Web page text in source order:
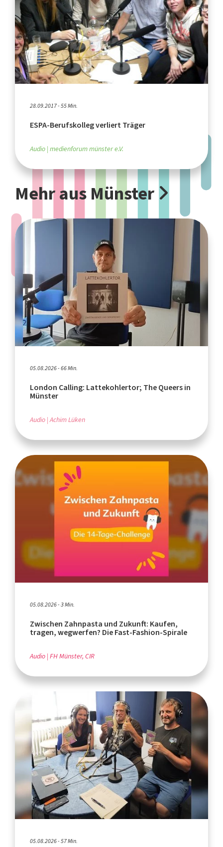
28.09.2017 - 55 Min.
ESPA-Berufskolleg verliert Träger
Audio medienforum münster e.V.
Mehr aus Münster
05.08.2026 - 66 Min.
London Calling: Lattekohlertor; The Queers in
Münster
Audio Achim Lüken
05.08.2026 - 3 Min.
Zwischen Zahnpasta und Zukunft: Kaufen,
tragen, wegwerfen? Die Fast-Fashion-Spirale
Audio FH Münster, CIR
05.08.2026 - 57 Min.